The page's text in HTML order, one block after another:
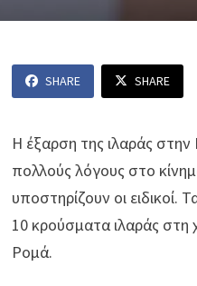
SHARE SHARE
Η έξαρση της ιλαράς στην
πολλούς λόγους στο
υποστηρίζουν οι ειδικοί.
10 κρούσματα ιλαράς στη
Ρομά.